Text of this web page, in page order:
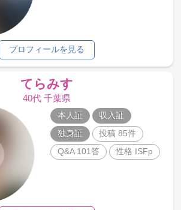
プロフィールを見る
てらみす
40代 千葉県
本人証
収入証
独身証
投稿 85件
Q&A 101答
性格 ISFp